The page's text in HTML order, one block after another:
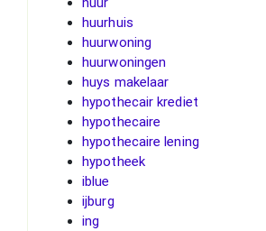
huurhuis
huurwoning
huurwoningen
huys makelaar
hypothecair krediet
hypothecaire
hypothecaire lening
hypotheek
iblue
ijburg
ing